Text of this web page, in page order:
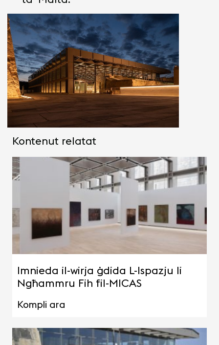
Kontenut relatat
Imnieda il-wirja ġdida L-Ispazju li
Ngħammru Fih fil-MICAS
Kompli ara